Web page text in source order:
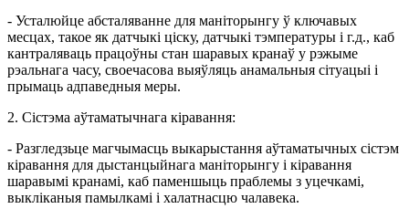
- Усталюйце абсталяванне для маніторынгу ў ключавых
месцах, такое як датчыкі ціску, датчыкі тэмпературы і г.д., каб
кантраляваць працоўны стан шаравых кранаў у рэжыме
рэальнага часу, своечасова выяўляць анамальныя сітуацыі і
прымаць адпаведныя меры.
2. Сістэма аўтаматычнага кіравання:
- Разгледзьце магчымасць выкарыстання аўтаматычных сістэм
кіравання для дыстанцыйнага маніторынгу і кіравання
шаравымі кранамі, каб паменшыць праблемы з уцечкамі,
выкліканыя памылкамі і халатнасцю чалавека.